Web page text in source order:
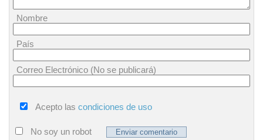
Nombre
País
Correo Electrónico (No se publicará)
Acepto las condiciones de uso
No soy un robot